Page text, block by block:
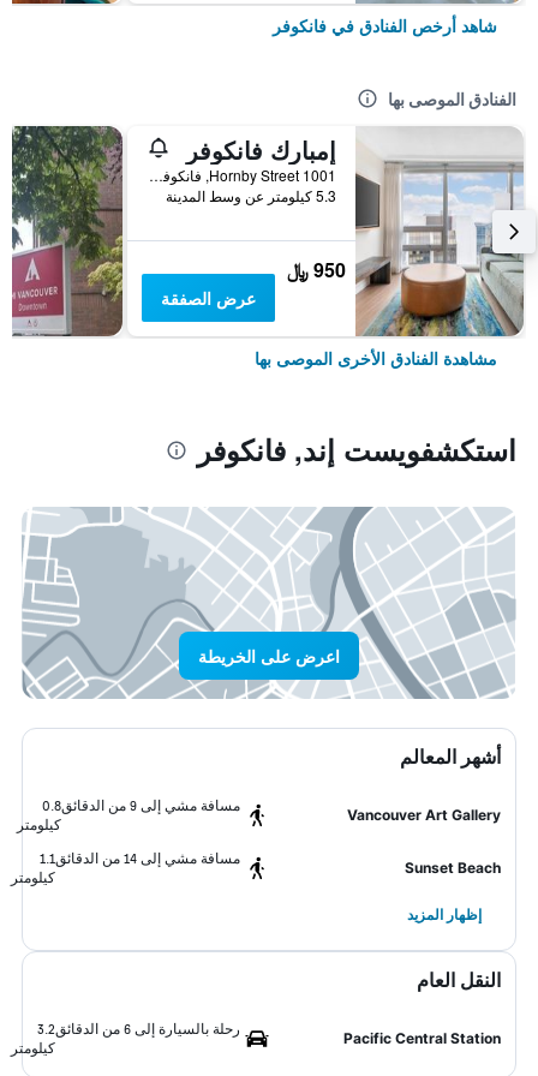
شاهد أرخص الفنادق في فانكوفر
الفنادق الموصى بها
إمبارك فانكوفر
1001 Hornby Street, فانكوفر, BC, كندا
5.3 كيلومتر عن وسط المدينة
950 ﷼
عرض الصفقة
مشاهدة الفنادق الأخرى الموصى بها
استكشفويست إند, فانكوفر
اعرض على الخريطة
أشهر المعالم
Vancouver Art Gallery
مسافة مشي إلى 9 من الدقائق
0.8
كيلومتر
Sunset Beach
مسافة مشي إلى 14 من الدقائق
1.1
كيلومتر
إظهار المزيد
النقل العام
Pacific Central Station
رحلة بالسيارة إلى 6 من الدقائق
3.2
كيلومتر